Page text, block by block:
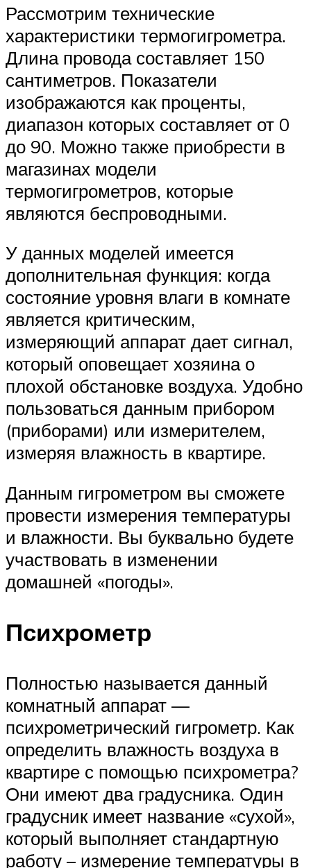
Рассмотрим технические
характеристики термогигрометра.
Длина провода составляет 150
сантиметров. Показатели
изображаются как проценты,
диапазон которых составляет от 0
до 90. Можно также приобрести в
магазинах модели
термогигрометров, которые
являются беспроводными.
У данных моделей имеется
дополнительная функция: когда
состояние уровня влаги в комнате
является критическим,
измеряющий аппарат дает сигнал,
который оповещает хозяина о
плохой обстановке воздуха. Удобно
пользоваться данным прибором
(приборами) или измерителем,
измеряя влажность в квартире.
Данным гигрометром вы сможете
провести измерения температуры
и влажности. Вы буквально будете
участвовать в изменении
домашней «погоды».
Психрометр
Полностью называется данный
комнатный аппарат —
психрометрический гигрометр. Как
определить влажность воздуха в
квартире с помощью психрометра?
Они имеют два градусника. Один
градусник имеет название «сухой»,
который выполняет стандартную
работу – измерение температуры в